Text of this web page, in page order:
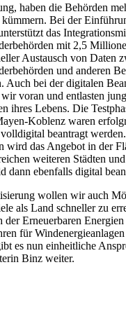
haben die Behörden
Bei der
das
mit 2,5
Austausch von Daten
und anderen
Auch bei der digitalen
voran und entlasten
ihres Lebens. Die
Koblenz waren
beantragt
wird das Angebot in der
weiteren Städten
dann ebenfalls digital
wollen wir auch
als Land schneller zu
Erneuerbaren Energien
für
es nun einheitliche
Binz weiter.